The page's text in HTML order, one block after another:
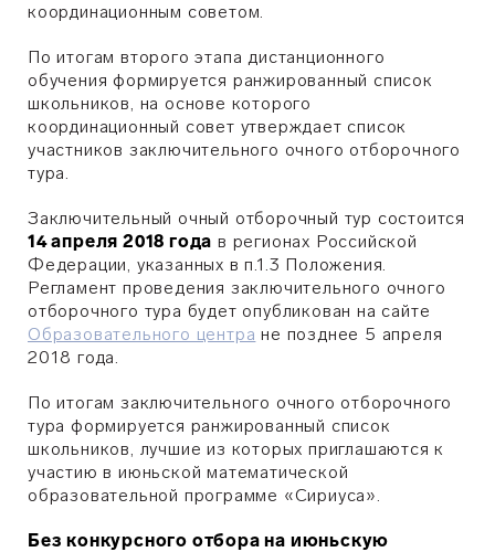
координационным советом.
По итогам второго этапа дистанционного
обучения формируется ранжированный список
школьников, на основе которого
координационный совет утверждает список
участников заключительного очного отборочного
тура.
Заключительный очный отборочный тур состоится
14 апреля 2018 года в регионах Российской
Федерации, указанных в п.1.3 Положения.
Регламент проведения заключительного очного
отборочного тура будет опубликован на сайте
Образовательного центра не позднее 5 апреля
2018 года.
По итогам заключительного очного отборочного
тура формируется ранжированный список
школьников, лучшие из которых приглашаются к
участию в июньской математической
образовательной программе «Сириуса».
Без конкурсного отбора на июньскую